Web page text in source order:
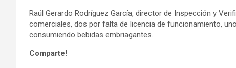
Raúl Gerardo Rodríguez García, director de Inspección y
comerciales, dos por falta de licencia de funcionamiento,
consumiendo bebidas embriagantes.
Comparte!